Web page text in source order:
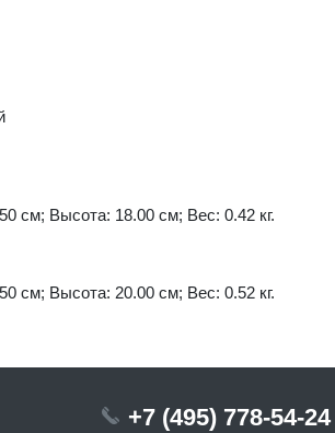
см; Высота: 18.00 см; Вес: 0.42 кг.
см; Высота: 20.00 см; Вес: 0.52 кг.
+7 (495) 778-54-24